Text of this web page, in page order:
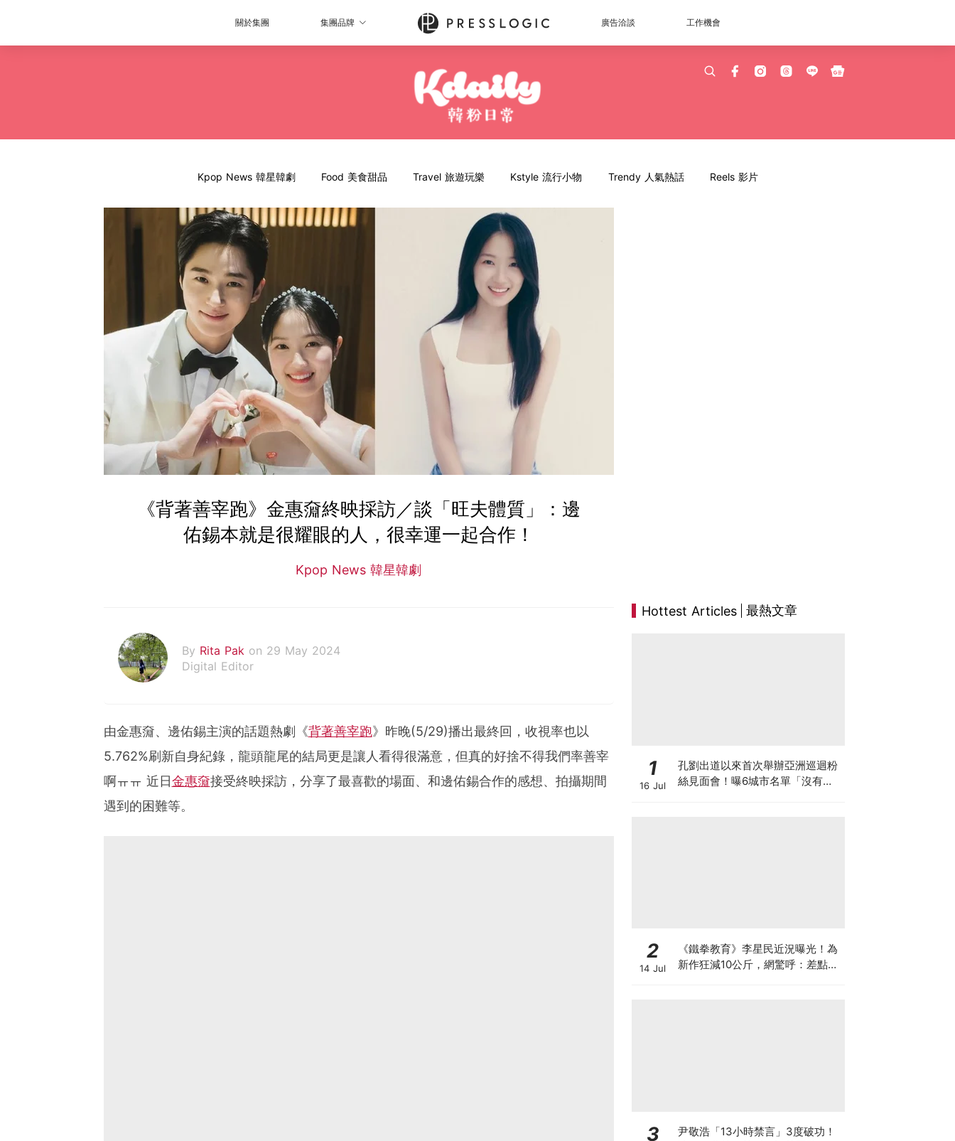
關於集團 集團品牌 廣告洽談 工作機會
Kpop News 韓星韓劇 Food 美食甜品 Travel 旅遊玩樂 Kstyle 流行小物 Trendy 人氣熱話 Reels 影片
《背著善宰跑》金惠奫終映採訪／談「旺夫體質」：邊
佑錫本就是很耀眼的人，很幸運一起合作！
Kpop News 韓星韓劇
By Rita Pak on 29 May 2024
Digital Editor
由金惠奫、邊佑錫主演的話題熱劇《背著善宰跑》昨晚(5/29)播出最終回，收視率也以
5.762%刷新自身紀錄，龍頭龍尾的結局更是讓人看得很滿意，但真的好捨不得我們率善宰
啊ㅠㅠ 近日金惠奫接受終映採訪，分享了最喜歡的場面、和邊佑錫合作的感想、拍攝期間
遇到的困難等。
Hottest Articles 最熱文章
1
16 Jul
孔劉出道以來首次舉辦亞洲巡迴粉
絲見面會！曝6城市名單「沒有台
2
14 Jul
《鐵拳教育》李星民近況曝光！為
新作狂減10公斤，網驚呼：差點認
3
尹敬浩「13小時禁言」3度破功！